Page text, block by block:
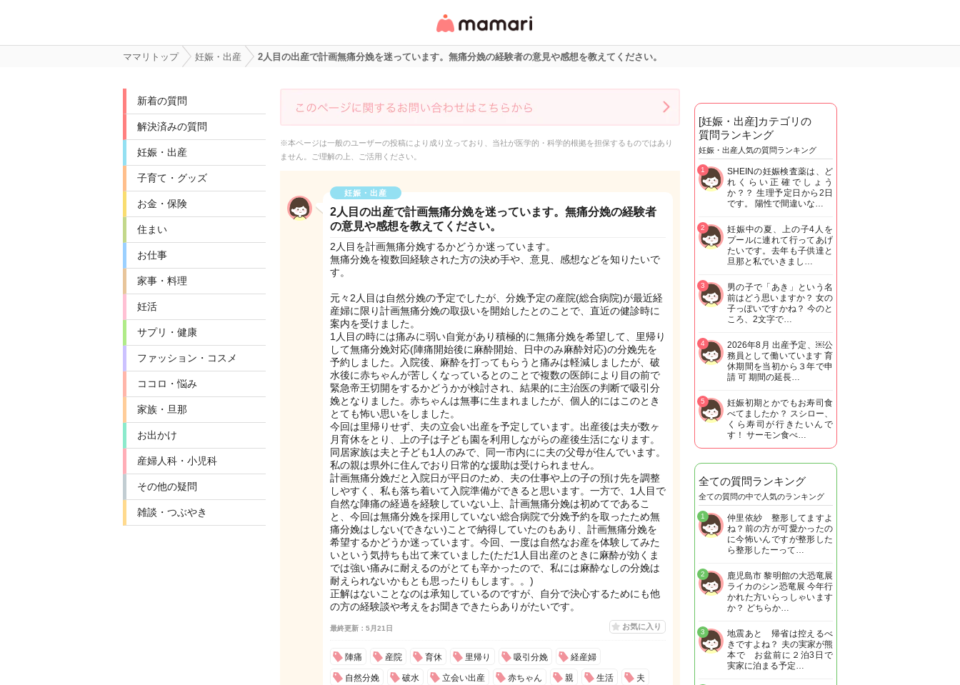
リ・情報サイト
ママリトップ 妊娠・出産 2人目の出産で計画無痛分娩を迷っています。無痛分娩の経験者の意見や感想を教えてください。
新着の質問
解決済みの質問
妊娠・出産
子育て・グッズ
お金・保険
住まい
お仕事
家事・料理
妊活
サプリ・健康
ファッション・コスメ
ココロ・悩み
家族・旦那
お出かけ
産婦人科・小児科
その他の疑問
雑談・つぶやき
※本ページは一般のユーザーの投稿により成り立っており、当社が医学的・科学的根拠を担保するものではあり
ません。ご理解の上、ご活用ください。
妊娠・出産
2人目の出産で計画無痛分娩を迷っています。無痛分娩の経験者
の意見や感想を教えてください。
2人目を計画無痛分娩するかどうか迷っています。
無痛分娩を複数回経験された方の決め手や、意見、感想などを知りたいで
す。
元々2人目は自然分娩の予定でしたが、分娩予定の産院(総合病院)が最近経
産婦に限り計画無痛分娩の取扱いを開始したとのことで、直近の健診時に
案内を受けました。
1人目の時には痛みに弱い自覚があり積極的に無痛分娩を希望して、里帰り
して無痛分娩対応(陣痛開始後に麻酔開始、日中のみ麻酔対応)の分娩先を
予約しました。入院後、麻酔を打ってもらうと痛みは軽減しましたが、破
水後に赤ちゃんが苦しくなっているとのことで複数の医師により目の前で
緊急帝王切開をするかどうかが検討され、結果的に主治医の判断で吸引分
娩となりました。赤ちゃんは無事に生まれましたが、個人的にはこのとき
とても怖い思いをしました。
今回は里帰りせず、夫の立会い出産を予定しています。出産後は夫が数ヶ
月育休をとり、上の子は子ども園を利用しながらの産後生活になります。
同居家族は夫と子ども1人のみで、同一市内にに夫の父母が住んでいます。
私の親は県外に住んでおり日常的な援助は受けられません。
計画無痛分娩だと入院日が平日のため、夫の仕事や上の子の預け先を調整
しやすく、私も落ち着いて入院準備ができると思います。一方で、1人目で
自然な陣痛の経過を経験していない上、計画無痛分娩は初めてであるこ
と、今回は無痛分娩を採用していない総合病院で分娩予約を取ったため無
痛分娩はしない(できない)ことで納得していたのもあり、計画無痛分娩を
希望するかどうか迷っています。今回、一度は自然なお産を体験してみた
いという気持ちも出て来ていました(ただ1人目出産のときに麻酔が効くま
では強い痛みに耐えるのがとても辛かったので、私には麻酔なしの分娩は
耐えられないかもとも思ったりもします。。)
正解はないことなのは承知しているのですが、自分で決心するためにも他
の方の経験談や考えをお聞きできたらありがたいです。
最終更新：5月21日 お気に入り
陣痛 産院 育休 里帰り 吸引分娩 経産婦
自然分娩 破水 立会い出産 赤ちゃん 親 生活 夫
[妊娠・出産]カテゴリの
質問ランキング
妊娠・出産人気の質問ランキング
SHEINの妊娠検査薬は、ど
れくらい正確でしょう
か？？ 生理予定日から2日
です。 陽性で間違いな…
1
妊娠中の夏、上の子4人を
プールに連れて行ってあげ
たいです。去年も子供達と
旦那と私でいきまし…
2
男の子で「あき」という名
前はどう思いますか？ 女の
子っぽいですかね？ 今のと
ころ、2文字で…
3
2026年8月 出産予定、￼公
務員として働いています 育
休期間を当初から３年で申
請 可 期間の延長…
4
妊娠初期とかでもお寿司食
べてましたか？ スシロー、
くら寿司が行きたいんで
す！ サーモン食べ…
5
全ての質問ランキング
全ての質問の中で人気のランキング
仲里依紗 整形してますよ
ね？前の方が可愛かったの
に今怖いんですが整形した
ら整形したーって…
1
鹿児島市 黎明館の大恐竜展
ライカのシン恐竜展 今年行
かれた方いらっしゃいます
か？ どちらか…
2
地震あと 帰省は控えるべ
きですよね？ 夫の実家が熊
本で お盆前に２泊3日で
実家に泊まる予定…
3